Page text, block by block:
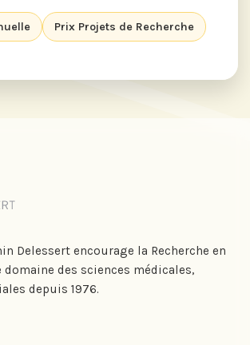
Prix Projets de Recherche
Delessert encourage la Recherche en
des sciences médicales,
depuis 1976.